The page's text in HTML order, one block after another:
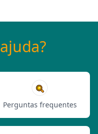
ajuda?
Perguntas frequentes